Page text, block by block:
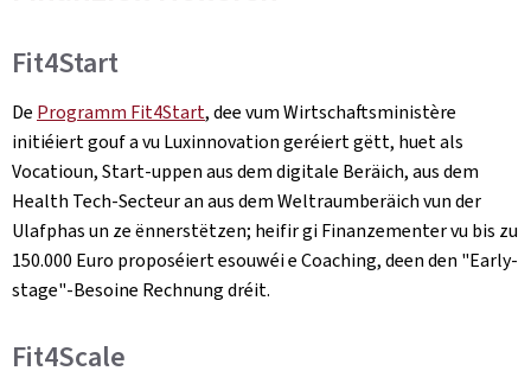
Fit4Start
De Programm Fit4Start, dee vum Wirtschaftsministère
initiéiert gouf a vu Luxinnovation geréiert gëtt, huet als
Vocatioun, Start-uppen aus dem digitale Beräich, aus dem
Health Tech-Secteur an aus dem Weltraumberäich vun der
Ulafphas un ze ënnerstëtzen; heifir gi Finanzementer vu bis zu
150.000 Euro proposéiert esouwéi e Coaching, deen den "Early-
stage"-Besoine Rechnung dréit.
Fit4Scale